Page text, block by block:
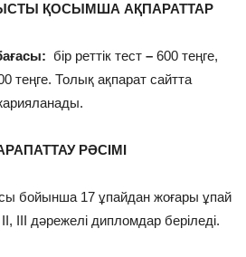
ҚОСЫМША АҚПАРАТТАР
бір реттік тест – 600 теңге,
теңге. Толық ақпарат сайтта
РӘСІМІ
бойынша 17 ұпайдан жоғары ұпай
ІІІ дәрежелі дипломдар беріледі.